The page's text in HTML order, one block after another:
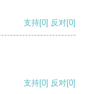
支持[0] 反对[0]
支持[0] 反对[0]